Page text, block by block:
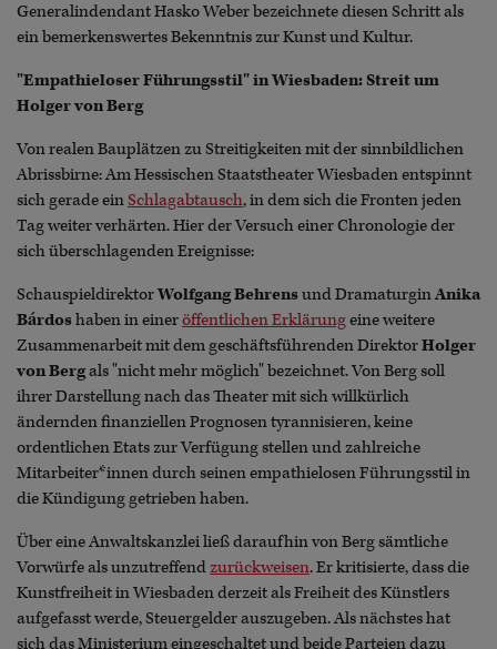
Generalindendant Hasko Weber bezeichnete diesen Schritt als
ein bemerkenswertes Bekenntnis zur Kunst und Kultur.
"Empathieloser Führungsstil" in Wiesbaden: Streit um
Holger von Berg
Von realen Bauplätzen zu Streitigkeiten mit der sinnbildlichen
Abrissbirne: Am Hessischen Staatstheater Wiesbaden entspinnt
sich gerade einSchlagabtausch, in dem sich die Fronten jeden
Tag weiter verhärten. Hier der Versuch einer Chronologie der
sich überschlagenden Ereignisse:
SchauspieldirektorWolfgang Behrensund DramaturginAnika
Bárdoshaben in eineröffentlichen Erklärungeine weitere
Zusammenarbeit mit dem geschäftsführenden DirektorHolger
von Bergals "nicht mehr möglich" bezeichnet. Von Berg soll
ihrer Darstellung nach das Theater mit sich willkürlich
ändernden finanziellen Prognosen tyrannisieren, keine
ordentlichen Etats zur Verfügung stellen und zahlreiche
Mitarbeiter*innen durch seinen empathielosen Führungsstil in
die Kündigung getrieben haben.
Über eine Anwaltskanzlei ließ daraufhin von Berg sämtliche
Vorwürfe als unzutreffendzurückweisen. Er kritisierte, dass die
Kunstfreiheit in Wiesbaden derzeit als Freiheit des Künstlers
aufgefasst werde, Steuergelder auszugeben. Als nächstes hat
sich das Ministerium eingeschaltet und beide Parteien dazu